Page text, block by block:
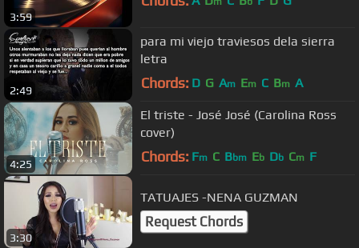
3:59
2:49
para mi viejo traviesos dela sierra
letra
Chords: D G Am Em C Bm A
4:25
El triste - José José (Carolina Ross
cover)
Chords: Fm C Bbm Eb Db Cm F
3:30
TATUAJES -NENA GUZMAN
Request Chords